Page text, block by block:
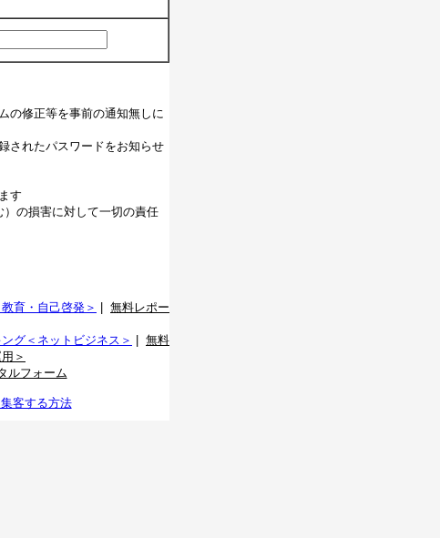
の修正等を事前の通知無しに
されたパスワードをお知らせ
す
の損害に対して一切の責任
育・自己啓発＞
無料レポー
グ＜ネットビジネス＞
無料
＞
ルフォーム
客する方法